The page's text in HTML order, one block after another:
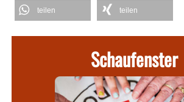
teilen teilen
Schaufenster